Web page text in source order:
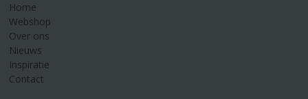
Home
Webshop
Over ons
Nieuws
Inspiratie
Contact